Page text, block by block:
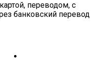
переводом, с
банковский перевод